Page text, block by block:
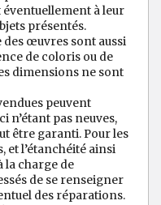
à leur
présentés.
œuvres sont aussi
de coloris ou de
dimensions ne sont
peuvent
n’étant pas neuves,
être garanti. Pour les
et l’étanchéité ainsi
la charge de
de se renseigner
des réparations.